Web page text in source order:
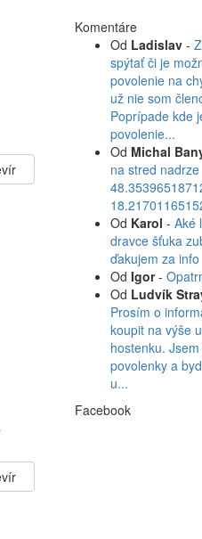
Komentáre
Od Ladislav -
spýtať či je
povolenie na
už nie som
Poprípade kde
povolenie...
Od Michal
na stred nadrze
Od Karol - Aké
dravce šťuka
ďakujem za info
Od Igor-
Od Ludvík
Prosím o
koupit na výše
hostenku.
povolenky a
u...
Facebook